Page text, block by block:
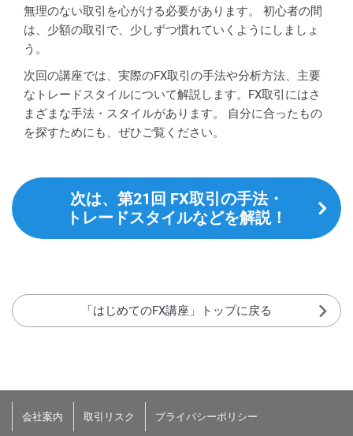
無理のない取引を心がける必要があります。 初心者の間
は、少額の取引で、少しずつ慣れていくようにしましょ
う。
次回の講座では、実際のFX取引の手法や分析方法、主要
なトレードスタイルについて解説します。FX取引にはさ
まざまな手法・スタイルがあります。 自分に合ったもの
を探すためにも、ぜひご覧ください。
次は、第21回 FX取引の手法・
トレードスタイルなどを解説！
「はじめてのFX講座」トップに戻る
会社案内 取引リスク プライバシーポリシー